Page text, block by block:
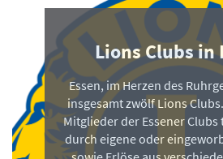
Lions Clubs in
Essen, im Herzen des
insgesamt zwölf Lions
Mitglieder der Essener
durch eigene oder